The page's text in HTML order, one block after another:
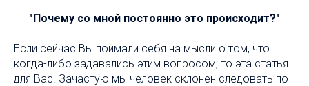
"Почему со мной постоянно это происходит?"
Если сейчас Вы поймали себя на мысли о том, что
когда-либо задавались этим вопросом, то эта статья
для Вас. Зачастую мы человек склонен следовать по